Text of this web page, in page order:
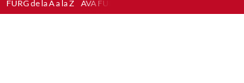
FURG de la A a la Z AVA FURG